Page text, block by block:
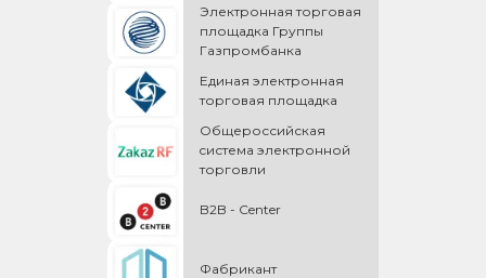
Электронная торговая
площадка Группы
Газпромбанка
Единая электронная
торговая площадка
Общероссийская
cистема электронной
торговли
B2B - Center
Фабрикант